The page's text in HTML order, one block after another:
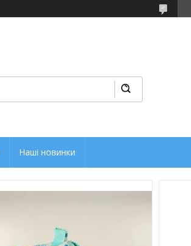
Наші новинки